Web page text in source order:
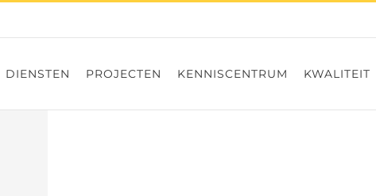
DIENSTEN PROJECTEN KENNISCENTRUM KWALITEIT